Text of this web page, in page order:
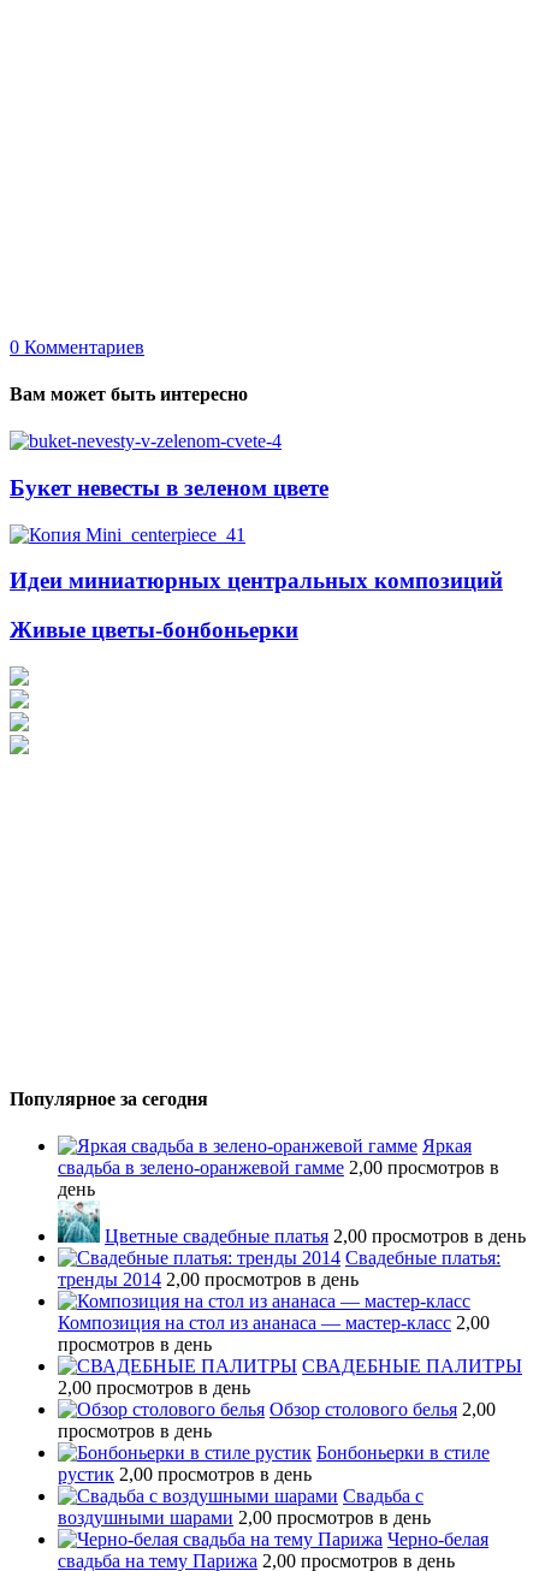
0 Комментариев
Вам может быть интересно
Букет невесты в зеленом цвете
Идеи миниатюрных центральных композиций
Живые цветы-бонбоньерки
Популярное за сегодня
Яркая
свадьба в зелено-оранжевой гамме 2,00 просмотров в
день
Цветные свадебные платья 2,00 просмотров в день
Свадебные платья:
тренды 2014 2,00 просмотров в день
Композиция на стол из ананаса — мастер-класс 2,00
просмотров в день
СВАДЕБНЫЕ ПАЛИТРЫ
2,00 просмотров в день
Обзор столового белья 2,00
просмотров в день
Бонбоньерки в стиле
рустик 2,00 просмотров в день
Свадьба с
воздушными шарами 2,00 просмотров в день
Черно-белая
свадьба на тему Парижа 2,00 просмотров в день